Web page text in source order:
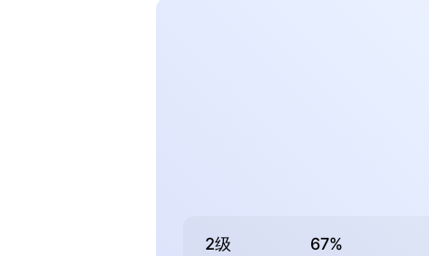
2级 67%